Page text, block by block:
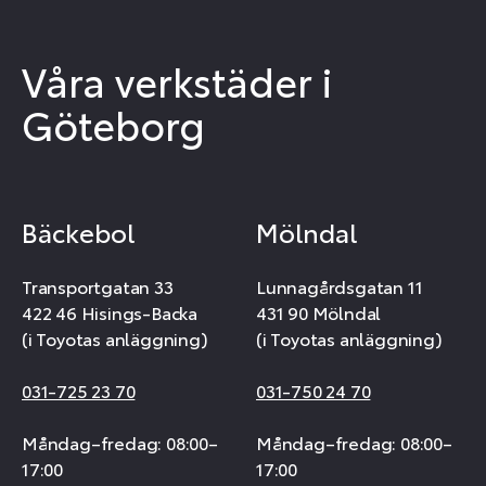
Våra verkstäder i
Göteborg
Bäckebol
Transportgatan 33
422 46 Hisings-Backa
(i Toyotas anläggning)
031-725 23 70
Måndag–fredag: 08:00–
17:00
Mölndal
Lunnagårdsgatan 11
431 90 Mölndal
(i Toyotas anläggning)
031-750 24 70
Måndag–fredag: 08:00–
17:00